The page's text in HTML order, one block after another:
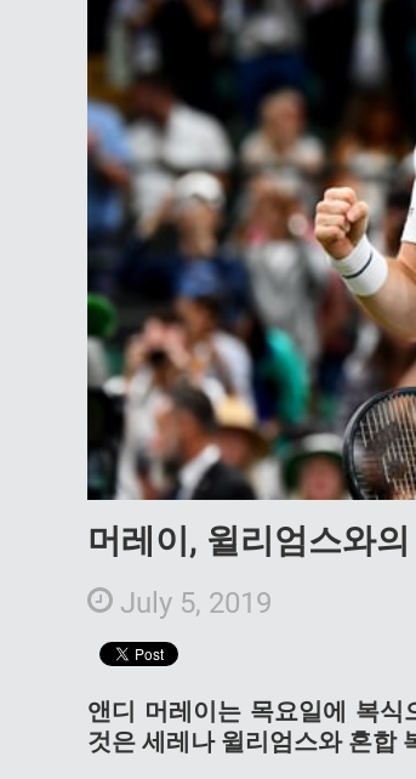
머레이, 윌리엄스와
July 5, 2019
앤디 머레이는 목요일에 복
것은 세레나 윌리엄스와 혼합